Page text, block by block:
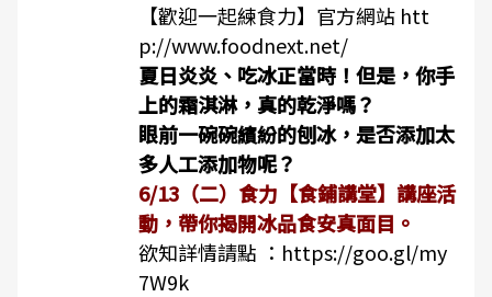
【歡迎一起練食力】官方網站 htt
p://www.foodnext.net/
夏日炎炎、吃冰正當時！但是，你手
上的霜淇淋，真的乾淨嗎？
眼前一碗碗繽紛的刨冰，是否添加太
多人工添加物呢？
6/13（二）食力【食鋪講堂】講座活
動，帶你揭開冰品食安真面目。
欲知詳情請點 ： https://goo.gl/my
7W9k